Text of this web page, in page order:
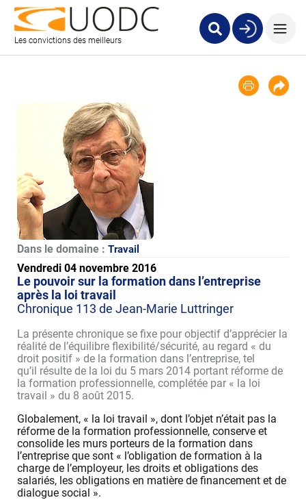
Les convictions des meilleurs
Dans le domaine : Travail
Vendredi 04 novembre 2016
Le pouvoir sur la formation dans l’entreprise
après la loi travail
Chronique 113 de Jean-Marie Luttringer
La présente chronique se fixe pour objectif d’apprécier la
réalité de l’équilibre flexibilité/sécurité, au regard « du
droit positif » de la formation dans l’entreprise, tel
qu’il résulte de la loi du 5 mars 2014 portant réforme de
la formation professionnelle, complétée par « la loi
travail » du 8 août 2015.
Globalement, « la loi travail », dont l’objet n’était pas la
réforme de la formation professionnelle, conserve et
consolide les murs porteurs de la formation dans
l’entreprise que sont « l’obligation de formation à la
charge de l’employeur, les droits et obligations des
salariés, les obligations en matière de financement et de
dialogue social ».